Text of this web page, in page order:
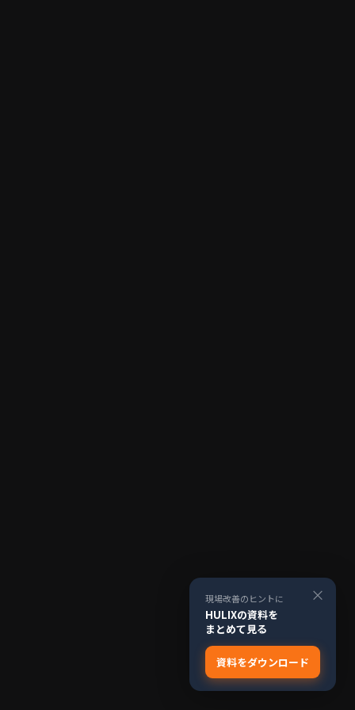
×
現場改善のヒントに
HULIXの資料を
まとめて見る
資料をダウンロード